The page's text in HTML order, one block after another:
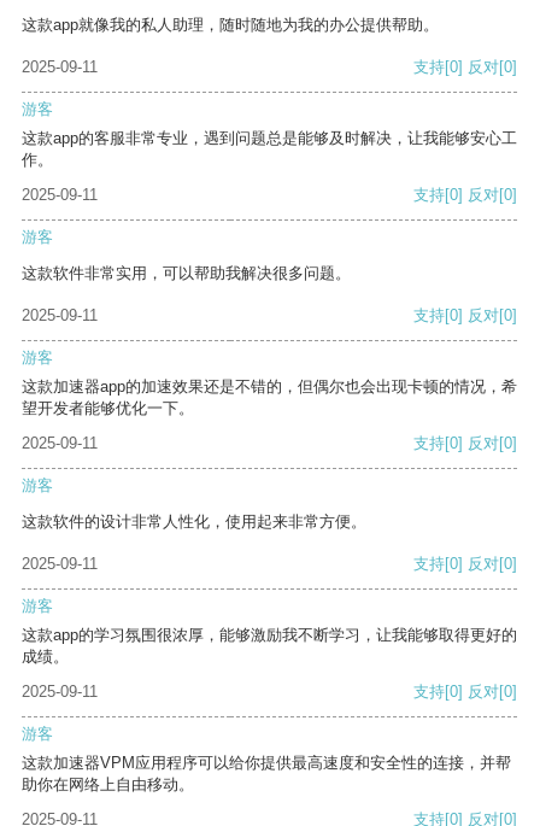
这款app就像我的私人助理，随时随地为我的办公提供帮助。
2025-09-11 支持[0] 反对[0]
游客
这款app的客服非常专业，遇到问题总是能够及时解决，让我能够安心工
作。
2025-09-11
支持[0] 反对[0]
游客
这款软件非常实用，可以帮助我解决很多问题。
2025-09-11 支持[0] 反对[0]
游客
这款加速器app的加速效果还是不错的，但偶尔也会出现卡顿的情况，希
望开发者能够优化一下。
2025-09-11
支持[0] 反对[0]
游客
这款软件的设计非常人性化，使用起来非常方便。
2025-09-11 支持[0] 反对[0]
游客
这款app的学习氛围很浓厚，能够激励我不断学习，让我能够取得更好的
成绩。
2025-09-11
支持[0] 反对[0]
游客
这款加速器VPM应用程序可以给你提供最高速度和安全性的连接，并帮
助你在网络上自由移动。
2025-09-11
支持[0] 反对[0]